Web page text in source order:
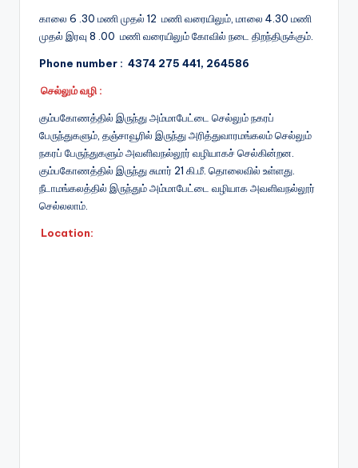
காலை 6 .30 மணி முதல் 12 மணி வரையிலும், மாலை 4.30 மணி
முதல் இரவு 8 .00 மணி வரையிலும் கோவில் நடை திறந்திருக்கும்.
Phone number : 4374 275 441, 264586
செல்லும் வழி :
கும்பகோணத்தில் இருந்து அம்மாபேட்டை செல்லும் நகரப்
பேருந்துகளும், தஞ்சாவூரில் இருந்து அரித்துவாரமங்கலம் செல்லும்
நகரப் பேருந்துகளும் அவளிவநல்லூர் வழியாகச் செல்கின்றன.
கும்பகோணத்தில் இருந்து சுமார் 21 கி.மீ. தொலைவில் உள்ளது.
நீடாமங்கலத்தில் இருந்தும் அம்மாபேட்டை வழியாக அவளிவநல்லூர்
செல்லலாம்.
Location: